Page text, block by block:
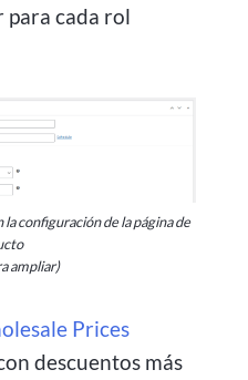
para cada rol
configuración de la página de
ampliar)
Prices
descuentos más